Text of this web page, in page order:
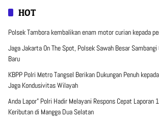
HOT
Polsek Tambora kembalikan enam motor curian kepada
Jaga Jakarta On The Spot, Polsek Sawah Besar
Baru
KBPP Polri Metro Tangsel Berikan Dukungan Penuh
Jaga Kondusivitas Wilayah
Anda Lapor” Polri Hadir Melayani Respons Cepat Laporan
Keributan di Mangga Dua Selatan